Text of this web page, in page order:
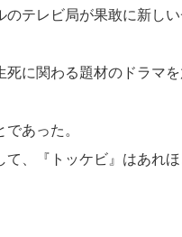
テレビ局が果敢に新し
に関わる題材のドラマ
あった。
、『トッケビ』はあれ